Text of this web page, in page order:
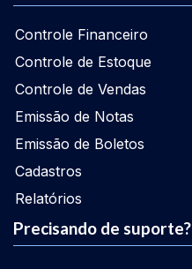
Controle Financeiro
Controle de Estoque
Controle de Vendas
Emissão de Notas
Emissão de Boletos
Cadastros
Relatórios
Precisando de suporte?